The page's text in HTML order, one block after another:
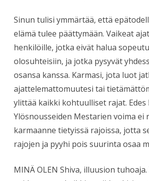
Sinun tulisi ymmärtää, että
elämä tulee päättymään. Vaikeat
henkilöille, jotka eivät halua
olosuhteisiin, ja jotka pysyvät
osansa kanssa. Karmasi, jota luot
ajattelemattomuutesi tai
ylittää kaikki kohtuulliset rajat. Edes
Ylösnousseiden Mestarien voima ei
karmaanne tietyissä rajoissa, jotta
rajojen ja pyyhi pois suurinta osaa
MINÄ OLEN Shiva, illuusion